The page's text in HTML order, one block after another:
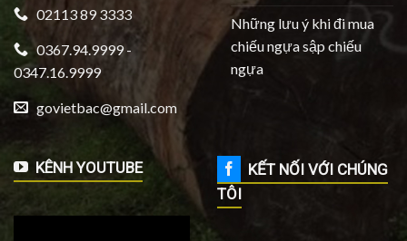
02113 89 3333
0367.94.9999 -
0347.16.9999
govietbac@gmail.com
Những lưu ý khi đi mua
chiếu ngựa sập chiếu
ngựa
KÊNH YOUTUBE
KẾT NỐI VỚI CHÚNG
TÔI